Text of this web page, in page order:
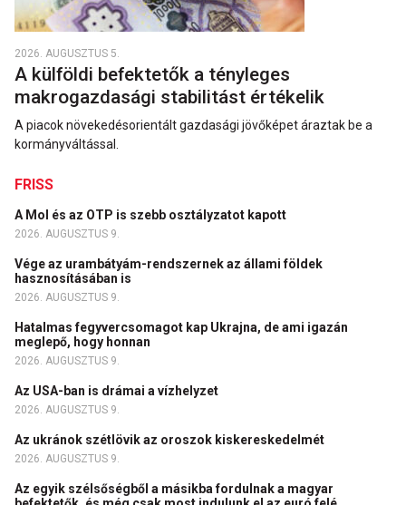
2026. AUGUSZTUS 5.
A külföldi befektetők a tényleges
makrogazdasági stabilitást értékelik
A piacok növekedésorientált gazdasági jövőképet áraztak be a
kormányváltással.
FRISS
A Mol és az OTP is szebb osztályzatot kapott
2026. AUGUSZTUS 9.
Vége az urambátyám-rendszernek az állami földek
hasznosításában is
2026. AUGUSZTUS 9.
Hatalmas fegyvercsomagot kap Ukrajna, de ami igazán
meglepő, hogy honnan
2026. AUGUSZTUS 9.
Az USA-ban is drámai a vízhelyzet
2026. AUGUSZTUS 9.
Az ukránok szétlövik az oroszok kiskereskedelmét
2026. AUGUSZTUS 9.
Az egyik szélsőségből a másikba fordulnak a magyar